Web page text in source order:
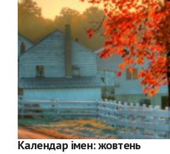
Календар імен: жовтень